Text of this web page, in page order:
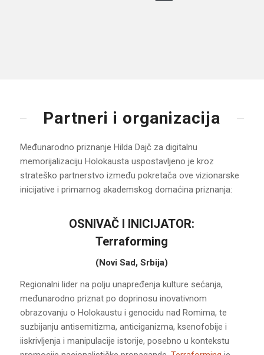
Partneri i organizacija
Međunarodno priznanje Hilda Dajč za digitalnu
memorijalizaciju Holokausta uspostavljeno je kroz
strateško partnerstvo između pokretača ove vizionarske
inicijative i primarnog akademskog domaćina priznanja:
OSNIVAČ I INICIJATOR:
Terraforming
(Novi Sad, Srbija)
Regionalni lider na polju unapređenja kulture sećanja,
međunarodno priznat po doprinosu inovativnom
obrazovanju o Holokaustu i genocidu nad Romima, te
suzbijanju antisemitizma, anticiganizma, ksenofobije i
iiskrivljenja i manipulacije istorije, posebno u kontekstu